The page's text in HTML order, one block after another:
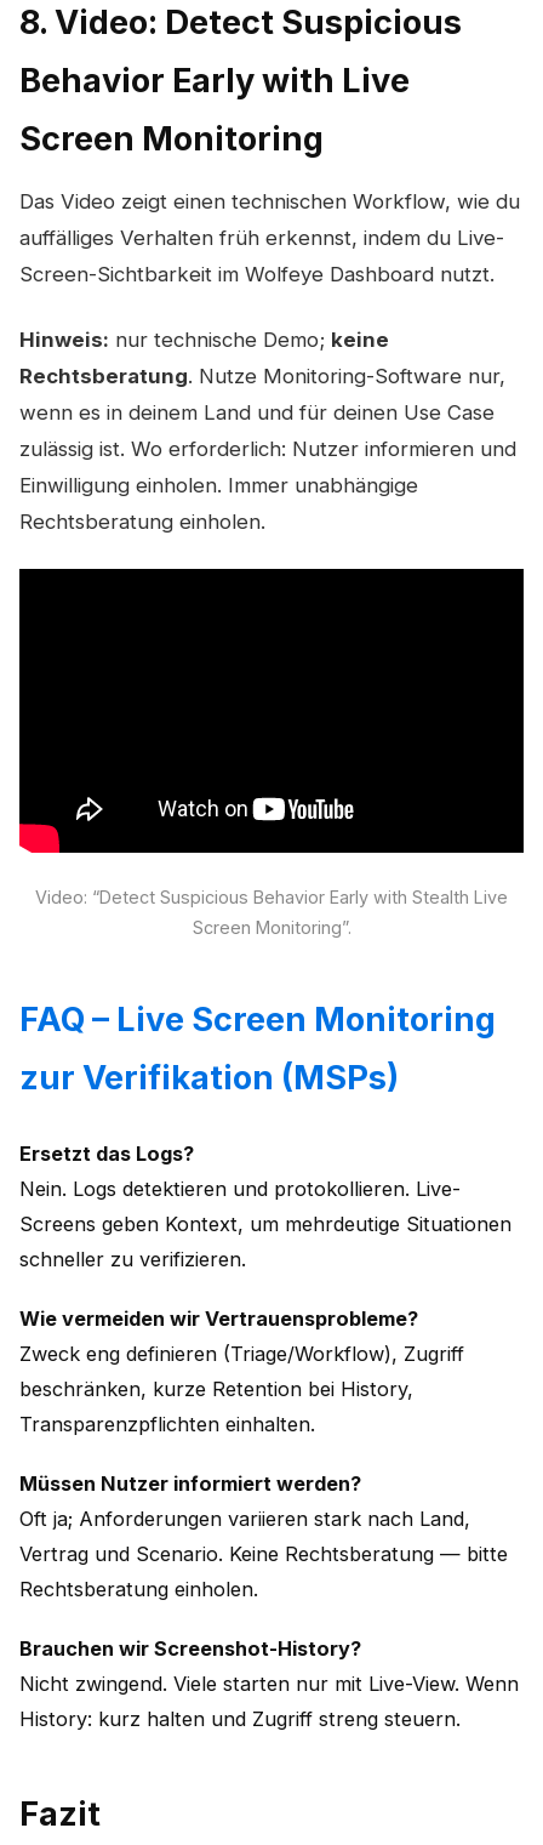
8. Video: Detect Suspicious
Behavior Early with Live
Screen Monitoring
Das Video zeigt einen technischen Workflow, wie du
auffälliges Verhalten früh erkennst, indem du Live-
Screen-Sichtbarkeit im Wolfeye Dashboard nutzt.
Hinweis: nur technische Demo; keine
Rechtsberatung. Nutze Monitoring-Software nur,
wenn es in deinem Land und für deinen Use Case
zulässig ist. Wo erforderlich: Nutzer informieren und
Einwilligung einholen. Immer unabhängige
Rechtsberatung einholen.
Video: “Detect Suspicious Behavior Early with Stealth Live
Screen Monitoring”.
FAQ – Live Screen Monitoring
zur Verifikation (MSPs)
Ersetzt das Logs?
Nein. Logs detektieren und protokollieren. Live-
Screens geben Kontext, um mehrdeutige Situationen
schneller zu verifizieren.
Wie vermeiden wir Vertrauensprobleme?
Zweck eng definieren (Triage/Workflow), Zugriff
beschränken, kurze Retention bei History,
Transparenzpflichten einhalten.
Müssen Nutzer informiert werden?
Oft ja; Anforderungen variieren stark nach Land,
Vertrag und Scenario. Keine Rechtsberatung — bitte
Rechtsberatung einholen.
Brauchen wir Screenshot-History?
Nicht zwingend. Viele starten nur mit Live-View. Wenn
History: kurz halten und Zugriff streng steuern.
Fazit